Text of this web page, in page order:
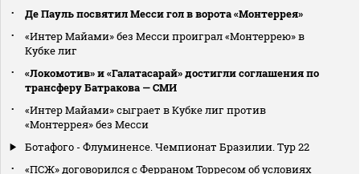
Де Пауль посвятил Месси гол в ворота «Монтеррея»
«Интер Майами» без Месси проиграл «Монтеррею» в
Кубке лиг
«Локомотив» и «Галатасарай» достигли соглашения по
трансферу Батракова — СМИ
«Интер Майами» сыграет в Кубке лиг против
«Монтеррея» без Месси
Ботафого - Флуминенсе. Чемпионат Бразилии. Тур 22
«ПСЖ» договорился с Ферраном Торресом об условиях